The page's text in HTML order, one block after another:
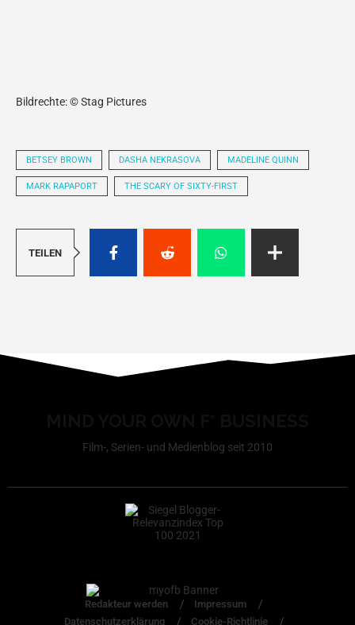
Bildrechte: © Stag Pictures
BETSEY BROWN DASHA NEKRASOVA MADELINE QUINN
MARK RAPAPORT THE SCARY OF SIXTY-FIRST
TEILEN
Film-, Serien- und Medienblog seit 2010
Redakteur werden
Impressum
Datenschutzerklärung
Cookie-Richtlinie